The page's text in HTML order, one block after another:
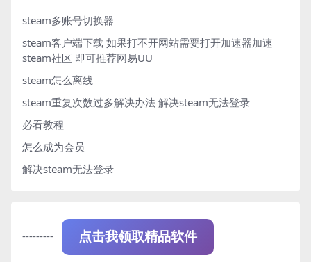
steam多账号切换器
steam客户端下载 如果打不开网站需要打开加速器加速
steam社区 即可推荐网易UU
steam怎么离线
steam重复次数过多解决办法 解决steam无法登录
必看教程
怎么成为会员
解决steam无法登录
--------- 点击我领取精品软件